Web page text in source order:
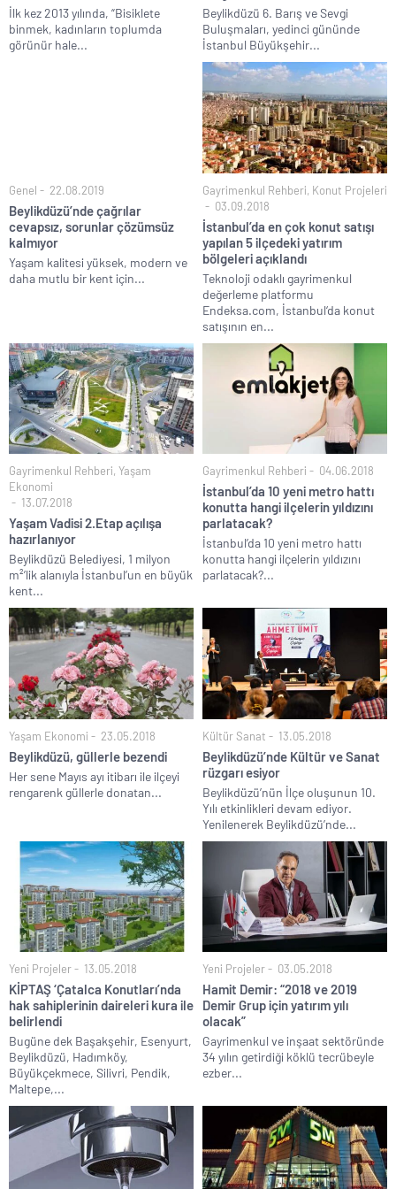
İlk kez 2013 yılında, “Bisiklete
binmek, kadınların toplumda
görünür hale...
Beylikdüzü 6. Barış ve Sevgi
Buluşmaları, yedinci gününde
İstanbul Büyükşehir...
Genel 22.08.2019
Beylikdüzü’nde çağrılar
cevapsız, sorunlar çözümsüz
kalmıyor
Yaşam kalitesi yüksek, modern ve
daha mutlu bir kent için...
Gayrimenkul Rehberi, Konut Projeleri
03.09.2018
İstanbul’da en çok konut satışı
yapılan 5 ilçedeki yatırım
bölgeleri açıklandı
Teknoloji odaklı gayrimenkul
değerleme platformu
Endeksa.com, İstanbul‘da konut
satışının en...
Gayrimenkul Rehberi, Yaşam
Ekonomi
13.07.2018
Yaşam Vadisi 2.Etap açılışa
hazırlanıyor
Beylikdüzü Belediyesi, 1 milyon
m²’lik alanıyla İstanbul’un en büyük
kent...
Gayrimenkul Rehberi 04.06.2018
İstanbul’da 10 yeni metro hattı
konutta hangi ilçelerin yıldızını
parlatacak?
İstanbul’da 10 yeni metro hattı
konutta hangi ilçelerin yıldızını
parlatacak?...
Yaşam Ekonomi 23.05.2018
Beylikdüzü, güllerle bezendi
Her sene Mayıs ayı itibarı ile ilçeyi
rengarenk güllerle donatan...
Kültür Sanat 13.05.2018
Beylikdüzü’nde Kültür ve Sanat
rüzgarı esiyor
Beylikdüzü’nün İlçe oluşunun 10.
Yılı etkinlikleri devam ediyor.
Yenilenerek Beylikdüzü’nde...
Yeni Projeler 13.05.2018
KİPTAŞ ‘Çatalca Konutları’nda
hak sahiplerinin daireleri kura ile
belirlendi
Bugüne dek Başakşehir, Esenyurt,
Beylikdüzü, Hadımköy,
Büyükçekmece, Silivri, Pendik,
Maltepe,...
Yeni Projeler 03.05.2018
Hamit Demir: “2018 ve 2019
Demir Grup için yatırım yılı
olacak”
Gayrimenkul ve inşaat sektöründe
34 yılın getirdiği köklü tecrübeyle
ezber...